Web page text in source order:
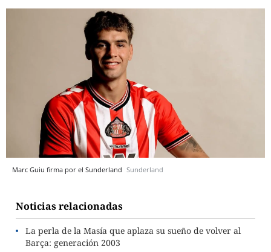
Marc Guiu firma por el Sunderland Sunderland
Noticias relacionadas
La perla de la Masía que aplaza su sueño de volver al
Barça: generación 2003